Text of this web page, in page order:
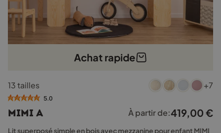
Achat rapide
produit
a
variations.
Les
13 tailles +7
5.0
MIMI A À partir de:419,00 €
Lit superposé simple en bois avec mezzanine pour enfant MIMI